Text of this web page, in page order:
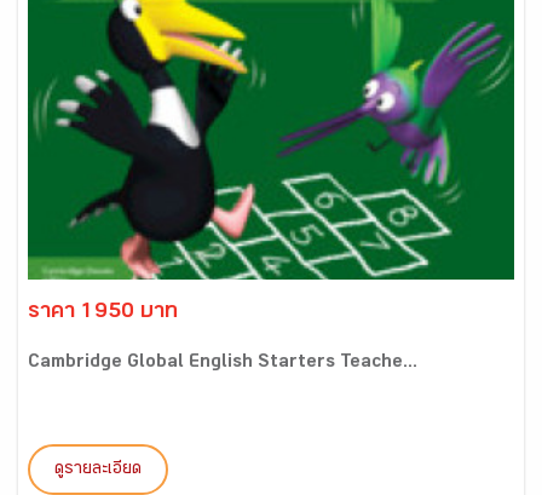
ราคา 1950 บาท
Cambridge Global English Starters Teache...
ดูรายละเอียด